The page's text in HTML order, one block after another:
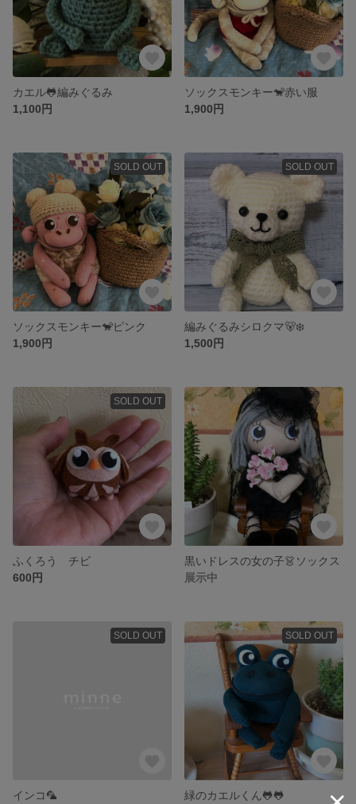
カエル🐸編みぐるみ
1,100円
ソックスモンキー🐒赤い服
1,900円
SOLD OUT
ソックスモンキー🐒ピンク
1,900円
SOLD OUT
編みぐるみシロクマ🐻‍❄️
1,500円
SOLD OUT
ふくろう チビ
600円
黒いドレスの女の子👗ソックス
展示中
SOLD OUT
インコ🦜
SOLD OUT
緑のカエルくん🐸🐸